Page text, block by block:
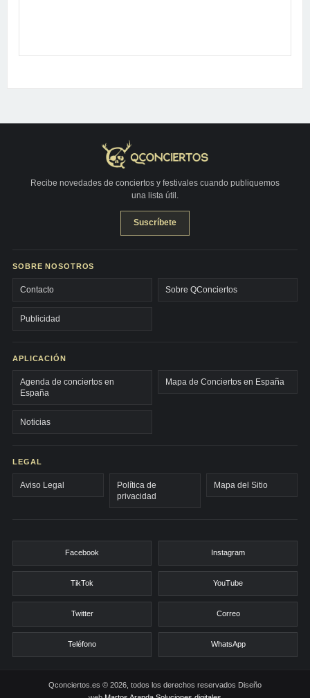
Recibe novedades de conciertos y festivales cuando publiquemos
una lista útil.
Suscríbete
SOBRE NOSOTROS
Contacto Sobre QConciertos
Publicidad
APLICACIÓN
Agenda de conciertos en
España
Mapa de Conciertos en España
Noticias
LEGAL
Aviso Legal
Política de
privacidad
Mapa del Sitio
Facebook Instagram
TikTok YouTube
Twitter Correo
Teléfono WhatsApp
Qconciertos.es © 2026, todos los derechos reservados Diseño